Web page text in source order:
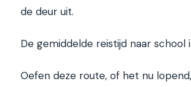
de deur uit.
De gemiddelde reistijd naar
Oefen deze route, of het nu